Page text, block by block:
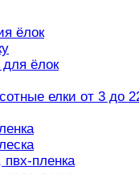
ёлок
ёлок
елки от 3 до
пленка